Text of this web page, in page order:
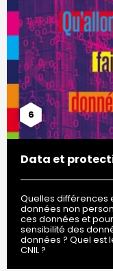
6
Data et
Quelles différences
données non
ces données et
sensibilité des
données ? Quel est
CNIL ?